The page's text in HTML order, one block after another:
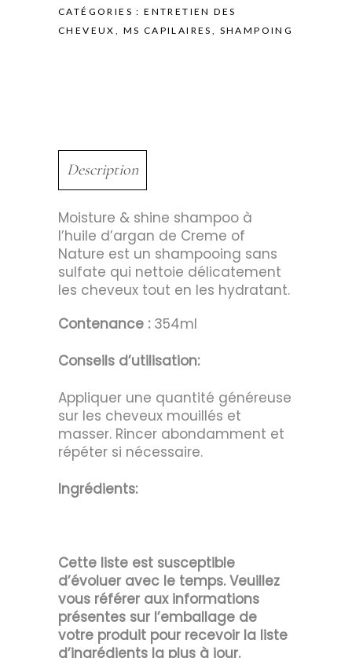
CATÉGORIES :ENTRETIEN DES
CHEVEUX , MS CAPILAIRES , SHAMPOING
Description
Moisture & shine shampoo à
l’huile d’argan de Creme of
Nature est un shampooing sans
sulfate qui nettoie délicatement
les cheveux tout en les hydratant.
Contenance : 354ml
Conseils d’utilisation:
Appliquer une quantité généreuse
sur les cheveux mouillés et
masser. Rincer abondamment et
répéter si nécessaire.
Ingrédients:
Cette liste est susceptible
d’évoluer avec le temps. Veuillez
vous référer aux informations
présentes sur l’emballage de
votre produit pour recevoir la liste
d’ingrédients la plus à jour.